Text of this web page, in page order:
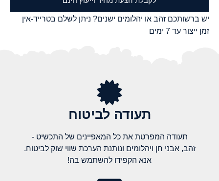
יש ברשותכם זהב או יהלומים ישנים? ניתן לשלם בטרייד-אין
זמן ייצור עד 7 ימים
תעודה לביטוח
תעודה המפרטת את כל המאפיינים של התכשיט -
זהב, אבני חן ויהלומים ונותנת הערכת שווי שוק לביטוח.
אנא הקפידו להשתמש בה!